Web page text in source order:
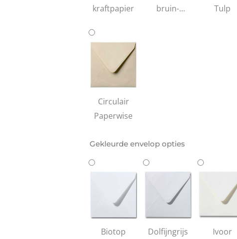
kraftpapier
bruin-
Tulp
Circulair
Paperwise
Gekleurde envelop opties
Biotop Dolfijngrijs Ivoor